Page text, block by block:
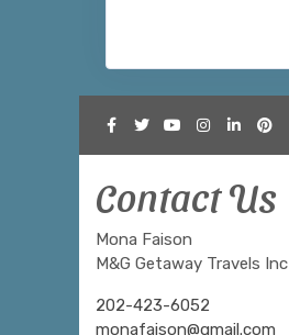
Contact Us
Mona Faison
M&G Getaway Travels Inc
202-423-6052
monafaison@gmail.com